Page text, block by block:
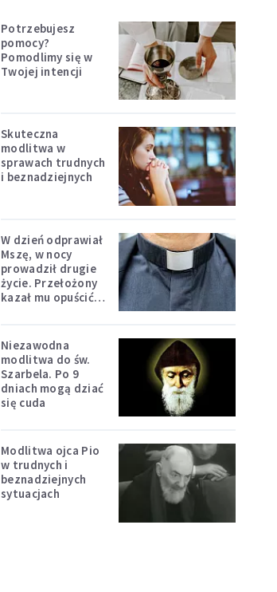
Potrzebujesz
pomocy?
Pomodlimy się w
Twojej intencji
Skuteczna
modlitwa w
sprawach trudnych
i beznadziejnych
W dzień odprawiał
Mszę, w nocy
prowadził drugie
życie. Przełożony
kazał mu opuścić
Niezawodna
modlitwa do św.
Szarbela. Po 9
dniach mogą dziać
się cuda
Modlitwa ojca Pio
w trudnych i
beznadziejnych
sytuacjach